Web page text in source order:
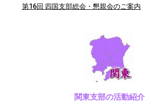
第16回 四国支部総会・懇親会のご案内
関東支部の活動紹介